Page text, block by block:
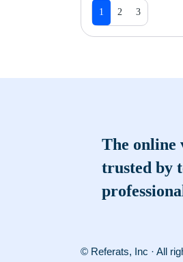
1 2 3
The online
trusted by
© Referats, Inc · All